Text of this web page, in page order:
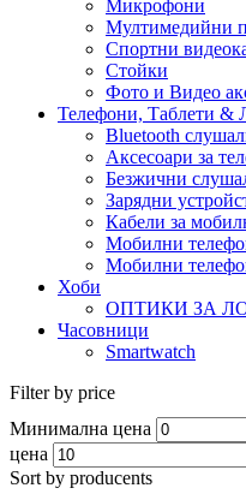
Микрофони
Мултимедийни
Спортни
Стойки
Фото и Видео
Телефони, Таблети &
Bluetooth
Аксесоари за
Безжични
Зарядни
Кабели за
Мобилни
Мобилни
Хоби
ОПТИКИ ЗА
Часовници
Smartwatch
Filter by price
Минимална цена
цена
Sort by producents